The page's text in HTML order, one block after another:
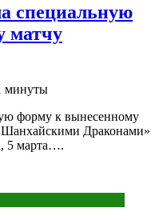
специальную
матчу
минуты
форму к вынесенному
Драконами»
5 марта….